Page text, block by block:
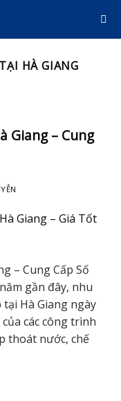
HÀ GIANG
Giang – Cung
– Cung Cấp Số
gần đây, nhu
Hà Giang ngày
các công trình
thoát nước, chế